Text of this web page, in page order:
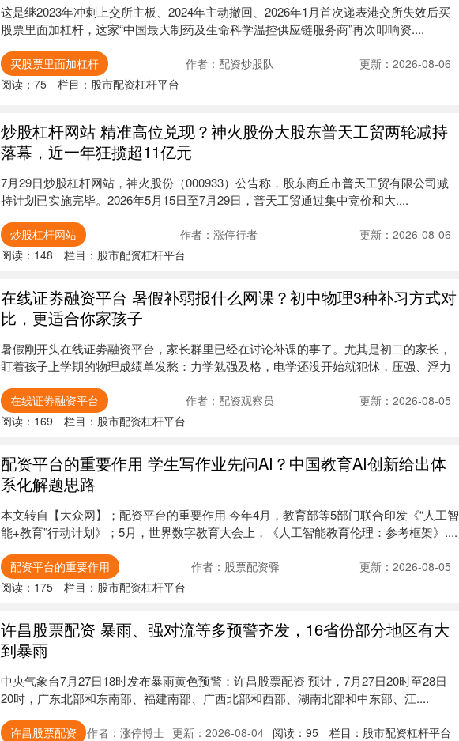
这是继2023年冲刺上交所主板、2024年主动撤回、2026年1月首次递表港交所失效后买
股票里面加杠杆，这家“中国最大制药及生命科学温控供应链服务商”再次叩响资....
买股票里面加杠杆 作者：配资炒股队
更新：2026-08-06
阅读： 75 栏目： 股市配资杠杆平台
炒股杠杆网站 精准高位兑现？神火股份大股东普天工贸两轮减持
落幕，近一年狂揽超11亿​元
7月29日炒股杠杆网站，神火股份（000933）公告称，股东商丘市普天工贸有限公司减
持计划已实施完毕。2026年5月15日至7月29日，普天工贸通过集中竞价和大....
炒股杠杆网站 作者：涨停行者
更新：2026-08-06
阅读： 148 栏目： 股市配资杠杆平台
在线证劵融资平台 暑假补弱报什么网课？初中物理3种补习方式对
比，更适合你家孩子
暑假刚开头在线证劵融资平台，家长群里已经在讨论补课的事了。尤其是初二的家长，
盯着孩子上学期的物理成绩单发愁：力学勉强及格，电学还没开始就犯怵，压强、浮力
在线证劵融资平台 作者：配资观察员
更新：2026-08-05
阅读： 169 栏目： 股市配资杠杆平台
配资平台的重要作用 学生写作业先问AI？中国教育AI创新给出体
系化解题思路
本文转自【大众网】；配资平台的重要作用 今年4月，教育部等5部门联合印发《“人工智
能+教育”行动计划》；5月，世界数字教育大会上，《人工智能教育伦理：参考框架》....
配资平台的重要作用 作者：股票配资驿
更新：2026-08-05
阅读： 175 栏目： 股市配资杠杆平台
许昌股票配资 暴雨、强对流等多预警齐发，16省份部分地区有大
到暴雨
中央气象台7月27日18时发布暴雨黄色预警：许昌股票配资 预计，7月27日20时至28日
20时，广东北部和东南部、福建南部、广西北部和西部、湖南北部和中东部、江....
许昌股票配资 作者：涨停博士 更新：2026-08-04 阅读： 95 栏目： 股市配资杠杆平台